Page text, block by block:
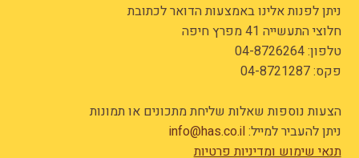
ניתן לפנות אלינו באמצעות הדואר לכתובת
חלוצי התעשייה 41 מפרץ חיפה
טלפון:04-8726264
פקס: 04-8721287
הצעות נוספות שאלות שליחת מתכונים או תמונות
ניתן להעביר למייל:info@has.co.il
תנאי שימוש ומדיניות פרטיות